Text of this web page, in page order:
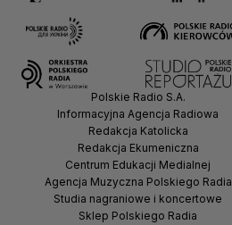
Polskie Radio S.A.
Informacyjna Agencja Radiowa
Redakcja Katolicka
Redakcja Ekumeniczna
Centrum Edukacji Medialnej
Agencja Muzyczna Polskiego Radia
Studia nagraniowe i koncertowe
Sklep Polskiego Radia